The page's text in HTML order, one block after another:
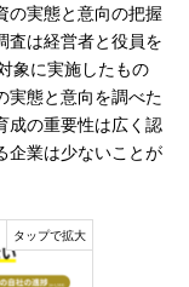
実態と意向の把握
査は経営者と役員を
象に実施したもの
実態と意向を調べた
成の重要性は広く認
企業は少ないことが